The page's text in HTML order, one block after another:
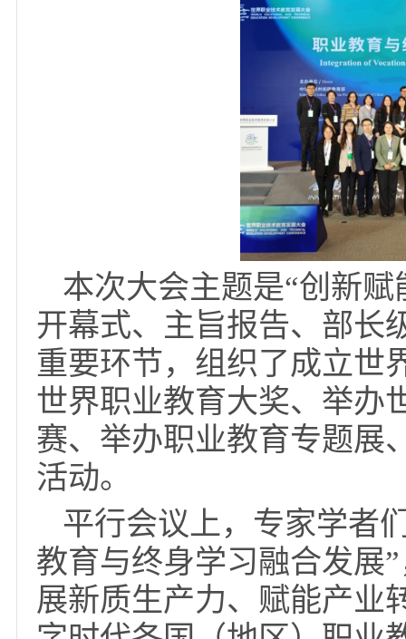
排、外宾保障、统筹
则跟进服务，40多名
教职工参加了平行论
办工作，确保了会议
本次大会主题是“创
开幕式、主旨报告、